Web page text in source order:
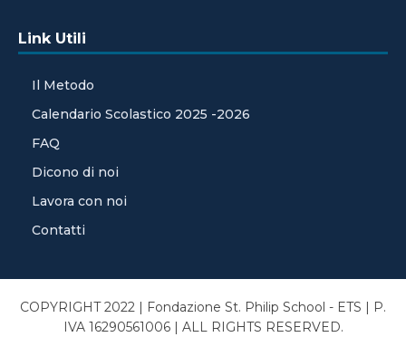
Link Utili
Il Metodo
Calendario Scolastico 2025 -2026
FAQ
Dicono di noi
Lavora con noi
Contatti
COPYRIGHT 2022 | Fondazione St. Philip School - ETS | P.
IVA 16290561006 | ALL RIGHTS RESERVED.